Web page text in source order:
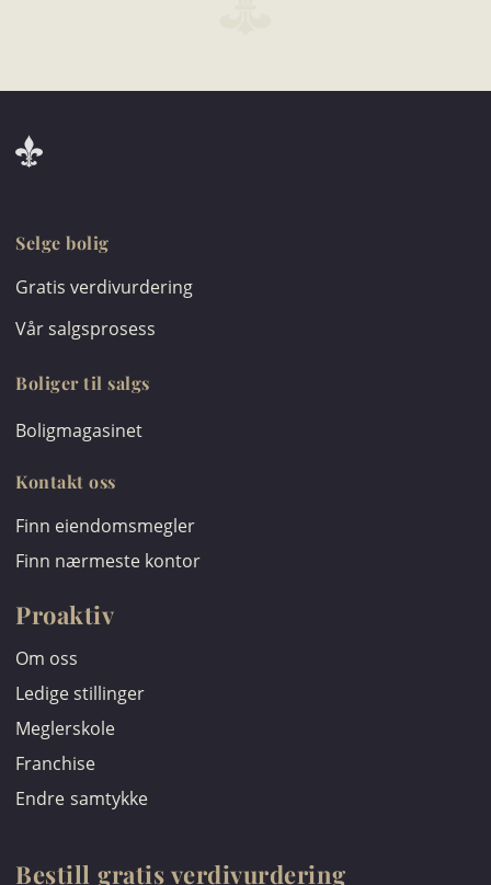
Selge bolig
Gratis verdivurdering
Vår salgsprosess
Boliger til salgs
Boligmagasinet
Kontakt oss
Finn eiendomsmegler
Finn nærmeste kontor
Proaktiv
Om oss
Ledige stillinger
Meglerskole
Franchise
Endre samtykke
Bestill gratis verdivurdering